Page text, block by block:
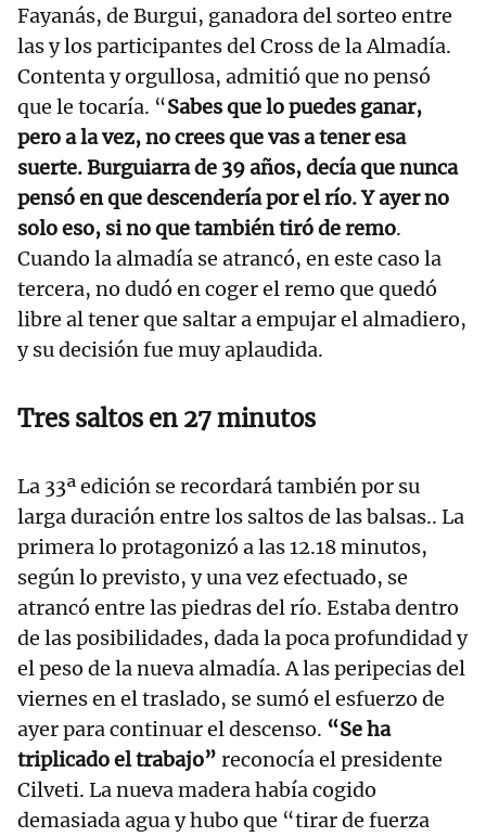
Fayanás, de Burgui, ganadora del sorteo entre
las y los participantes del Cross de la Almadía.
Contenta y orgullosa, admitió que no pensó
que le tocaría. “Sabes que lo puedes ganar,
pero a la vez, no crees que vas a tener esa
suerte. Burguiarra de 39 años, decía que nunca
pensó en que descendería por el río. Y ayer no
solo eso, si no que también tiró de remo.
Cuando la almadía se atrancó, en este caso la
tercera, no dudó en coger el remo que quedó
libre al tener que saltar a empujar el almadiero,
y su decisión fue muy aplaudida.
Tres saltos en 27 minutos
La 33ª edición se recordará también por su
larga duración entre los saltos de las balsas.. La
primera lo protagonizó a las 12.18 minutos,
según lo previsto, y una vez efectuado, se
atrancó entre las piedras del río. Estaba dentro
de las posibilidades, dada la poca profundidad y
el peso de la nueva almadía. A las peripecias del
viernes en el traslado, se sumó el esfuerzo de
ayer para continuar el descenso. “Se ha
triplicado el trabajo” reconocía el presidente
Cilveti. La nueva madera había cogido
demasiada agua y hubo que “tirar de fuerza